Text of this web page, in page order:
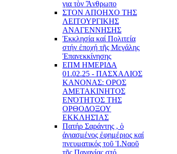
για τὸν Ἂνθρωπο
ΣΤΟΝ ΑΠΟΗΧΟ ΤΗΣ
ΛΕΙΤΟΥΡΓΙΚΗΣ
ΑΝΑΓΕΝΝΗΣΗΣ
Ἐκκλησία καί Πολιτεία
στήν ἐποχή τῆς Μεγάλης
Ἐπανεκκίνησης
ΕΠΜ ΗΜΕΡΙΔΑ
01.02.25 - ΠΑΣΧΑΛΙΟΣ
ΚΑΝΟΝΑΣ: ΟΡΟΣ
ΑΜΕΤΑΚΙΝΗΤΟΣ
ΕΝΌΤΗΤΟΣ ΤΗΣ
ΟΡΘΟΔΟΞΟΥ
ΕΚΚΛΗΣΊΑΣ
Πατήρ Σαράντης , ὁ
ἁγιασμένος ἐφημέριος καί
πνευματικός τοῦ Ἱ.Ναοῦ
τῆς Παναγίας στό